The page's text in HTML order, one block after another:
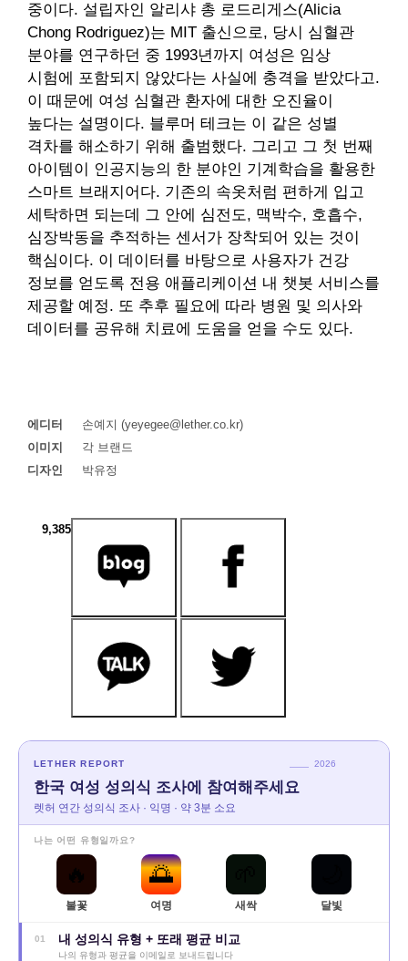
중이다. 설립자인 알리샤 총 로드리게스(Alicia
Chong Rodriguez)는 MIT 출신으로, 당시 심혈관
분야를 연구하던 중 1993년까지 여성은 임상
시험에 포함되지 않았다는 사실에 충격을 받았다고.
이 때문에 여성 심혈관 환자에 대한 오진율이
높다는 설명이다. 블루머 테크는 이 같은 성별
격차를 해소하기 위해 출범했다. 그리고 그 첫 번째
아이템이 인공지능의 한 분야인 기계학습을 활용한
스마트 브래지어다. 기존의 속옷처럼 편하게 입고
세탁하면 되는데 그 안에 심전도, 맥박수, 호흡수,
심장박동을 추적하는 센서가 장착되어 있는 것이
핵심이다. 이 데이터를 바탕으로 사용자가 건강
정보를 얻도록 전용 애플리케이션 내 챗봇 서비스를
제공할 예정. 또 추후 필요에 따라 병원 및 의사와
데이터를 공유해 치료에 도움을 얻을 수도 있다.
9,385
에디터
손예지 (yeyegee@lether.co.kr)
이미지
각 브랜드
디자인
박유정
LETHER REPORT 2026
한국 여성 성의식 조사에 참여해주세요
렛허 연간 성의식 조사 · 익명 · 약 3분 소요
나는 어떤 유형일까요?
🔥
불꽃
🌅
여명 새싹 달빛
01 내 성의식 유형 + 또래 평균 비교
나의 유형과 평균을 이메일로 보내드립니다